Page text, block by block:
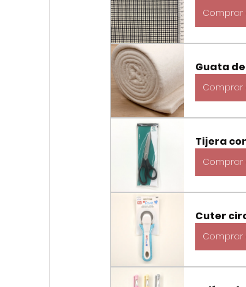
Comprar
Guata
Comprar
Tijera
Comprar
Cuter
Comprar